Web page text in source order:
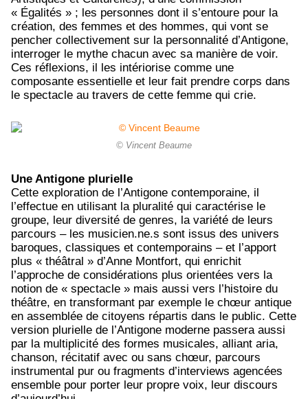
« Égalités » ; les personnes dont il s’entoure pour la
création, des femmes et des hommes, qui vont se
pencher collectivement sur la personnalité d’Antigone,
interroger le mythe chacun avec sa manière de voir.
Ces réflexions, il les intériorise comme une
composante essentielle et leur fait prendre corps dans
le spectacle au travers de cette femme qui crie.
© Vincent Beaume
Une Antigone plurielle
Cette exploration de l’Antigone contemporaine, il
l’effectue en utilisant la pluralité qui caractérise le
groupe, leur diversité de genres, la variété de leurs
parcours – les musicien.ne.s sont issus des univers
baroques, classiques et contemporains – et l’apport
plus « théâtral » d’Anne Montfort, qui enrichit
l’approche de considérations plus orientées vers la
notion de « spectacle » mais aussi vers l’histoire du
théâtre, en transformant par exemple le chœur antique
en assemblée de citoyens répartis dans le public. Cette
version plurielle de l’Antigone moderne passera aussi
par la multiplicité des formes musicales, alliant aria,
chanson, récitatif avec ou sans chœur, parcours
instrumental pur ou fragments d’interviews agencées
ensemble pour porter leur propre voix, leur discours